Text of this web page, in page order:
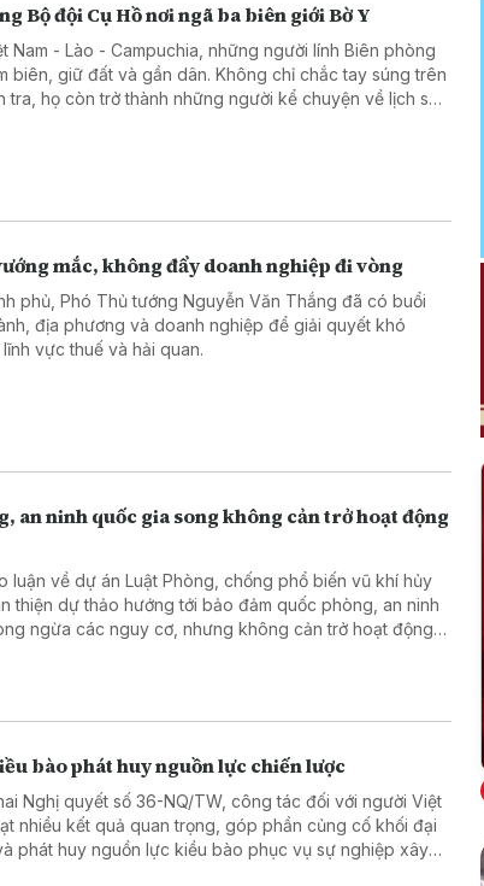
Bộ đội Cụ Hồ nơi ngã ba biên giới Bờ Y
Nam - Lào - Campuchia, những người lính Biên phòng
biên, giữ đất và gần dân. Không chỉ chắc tay súng trên
tra, họ còn trở thành những người kể chuyện về lịch sử,
mắc, không đẩy doanh nghiệp đi vòng
phủ, Phó Thủ tướng Nguyễn Văn Thắng đã có buổi
địa phương và doanh nghiệp để giải quyết khó
vực thuế và hải quan.
an ninh quốc gia song không cản trở hoạt động
luận về dự án Luật Phòng, chống phổ biến vũ khí hủy
thiện dự thảo hướng tới bảo đảm quốc phòng, an ninh
ngừa các nguy cơ, nhưng không cản trở hoạt động
bào phát huy nguồn lực chiến lược
Nghị quyết số 36-NQ/TW, công tác đối với người Việt
nhiều kết quả quan trọng, góp phần củng cố khối đại
phát huy nguồn lực kiều bào phục vụ sự nghiệp xây